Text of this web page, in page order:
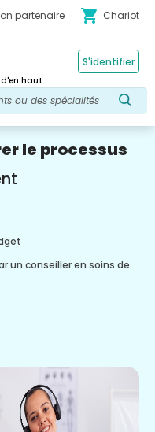
partenaire shopping_cart Chariot
haut.
S'identifier
le processus
un conseiller en soins de